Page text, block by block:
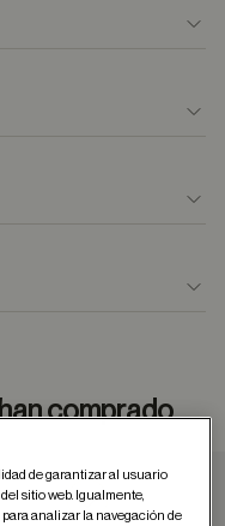
comprado
Guardar en
de garantizar al usuario
sitio web. Igualmente,
analizar la navegación de